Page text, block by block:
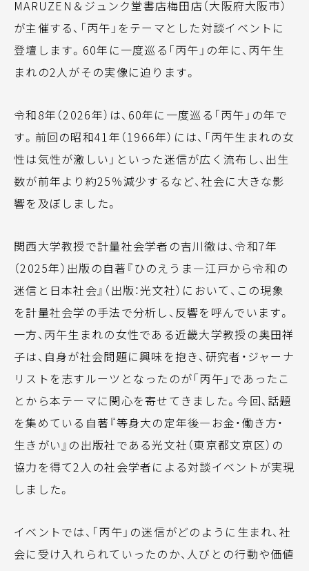
MARUZEN＆ジュンク堂書店梅田店（大阪府大阪市）
が主催する、「丙午」をテーマとした対談イベントに
登壇します。60年に一度巡る「丙午」の年に、丙午生
まれの2人がその実像に迫ります。
令和8年（2026年）は、60年に一度巡る「丙午」の年で
す。前回の昭和41年（1966年）には、「丙午生まれの女
性は気性が激しい」といった迷信が広く流布し、出生
数が前年より約25％減少するなど、社会に大きな影
響を及ぼしました。
関西大学教授で計量社会学者の吉川徹は、令和7年
（2025年）出版の自著『ひのえうま―江戸から令和の
迷信と日本社会』（出版：光文社）において、この現象
を計量社会学の手法で分析し、反響を呼んでいます。
一方、丙午生まれの女性である近畿大学教授の奥田祥
子は、自身が社会問題に興味を抱き、研究者・ジャーナ
リストを志すルーツとなったのが「丙午」であったこ
とから本テーマに関心を寄せてきました。今回、話題
を集めている自著『等身大の定年後―お金・働き方・
生きがい』の出版社である光文社（東京都文京区）の
協力を得て2人の社会学者による対談イベントが実現
しました。
イベントでは、「丙午」の迷信がどのように生まれ、社
会に受け入れられていったのか、人びとの行動や価値